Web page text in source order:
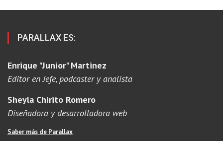
PARALLAX ES:
Enrique "Junior" Martinez
Editor en Jefe, podcaster y analista
Sheyla Chirito Romero
Diseñadora y desarrolladora web
Saber más de Parallax